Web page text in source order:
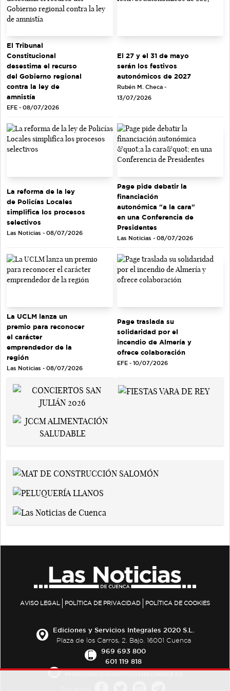
El Tribunal
Constitucional
desestima el recurso
del Gobierno regional
contra la ley de
amnistía
EFE - 08/07/2026
El 27 y el 31 de mayo
serán los festivos
autonómicos de 2027
Rubén M. Checa -
13/07/2026
La reforma de la ley
de Policías Locales
simplifica los procesos
selectivos
Las Noticias - 08/07/2026
Page pide debatir la
financiación
autonómica "a la cara"
en una Conferencia de
Presidentes
Las Noticias - 08/07/2026
La UCLM lanza un
premio para reconocer
el carácter
emprendedor de la
región
Las Noticias - 08/07/2026
Page traslada su
solidaridad por el
incendio de Almería y
ofrece colaboración
EFE - 10/07/2026
AVISO LEGAL POLÍTICA DE PRIVACIDAD POLÍTICA DE COOKIES
Ediciones y Servicios Integrales 2020 S.L.
Plaza de los Carros, 2. Bajo. 16001 Cuenca
969 693 800
601 119 818